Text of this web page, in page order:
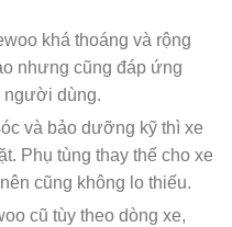
khá thoáng và rộng
nhưng cũng đáp ứng
dùng.
và bảo dưỡng kỹ thì xe
Phụ tùng thay thế cho xe
cũng không lo thiếu.
cũ tùy theo dòng xe,